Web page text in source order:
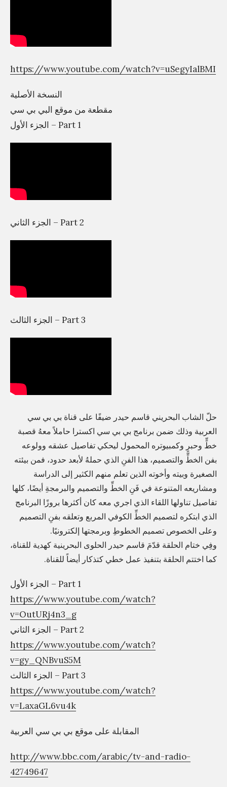
https://www.youtube.com/watch?v=uSegyIalBMI
النسخة الأصلية
مقطعة من موقع البي بي سي
الجزء الأول – Part 1
الجزء الثاني – Part 2
الجزء الثالث – Part 3
حلّ الشاب البحريني قاسم حيدر ضيفًا على قناة بي بي سي
العربية وذلك ضمن برنامج بي بي سي اكسترا حاملاً معهُ قصبة
خطٍّ وحبرٍ وكمبيوتره المحمول ليحكي تفاصيل عشقه وولوعه
بفن الخطِّ والتصميم، هذا الفنِ الذي حملهُ لأبعد حدود، فمن بيئته
الصغيرة وبيته وأخوته الذين تعلم منهم الكثير إلى الدراسة
ومشاريعه المتنوعة في فَنِ الخطِّ والتصميم والبرمجةِ أيضًا، كلها
تفاصيل تناولها اللقاء الذي اجري معه كان أكثرها بروزًا البرنامج
الذي ابتكره لتصميم الخطِّ الكوفي المربع وتعلقه بفنِ التصميم
وعلى الخصوص تصميم الخطوطِ وبرمجتها إلكترونيًا.
وفِي ختام الحلقة قدّمَ قاسم حيدر الحلوى البحرينية كهدية للقناة،
كما اختتم الحلقة بتنفيذ عمل خطي كتذكار أيضاً للقناة.
الجزء الأول – Part 1
https://www.youtube.com/watch?
v=OutURj4n3_g
الجزء الثاني – Part 2
https://www.youtube.com/watch?
v=gy_QNBvuS5M
الجزء الثالث – Part 3
https://www.youtube.com/watch?
v=LaxaGL6vu4k
المقابلة على موقع بي بي سي العربية
http://www.bbc.com/arabic/tv-and-radio-
42749647